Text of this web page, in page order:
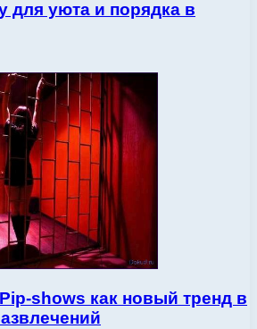
для уюта и порядка в
shows как новый тренд в